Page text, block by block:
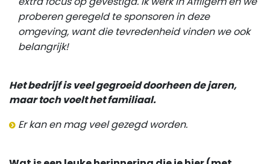
proberen geregeld te sponsoren in deze
omgeving, want die tevredenheid vinden we ook
belangrijk!
Het bedrijf is veel gegroeid doorheen de jaren,
maar toch voelt het familiaal.
Er kan en mag veel gezegd worden.